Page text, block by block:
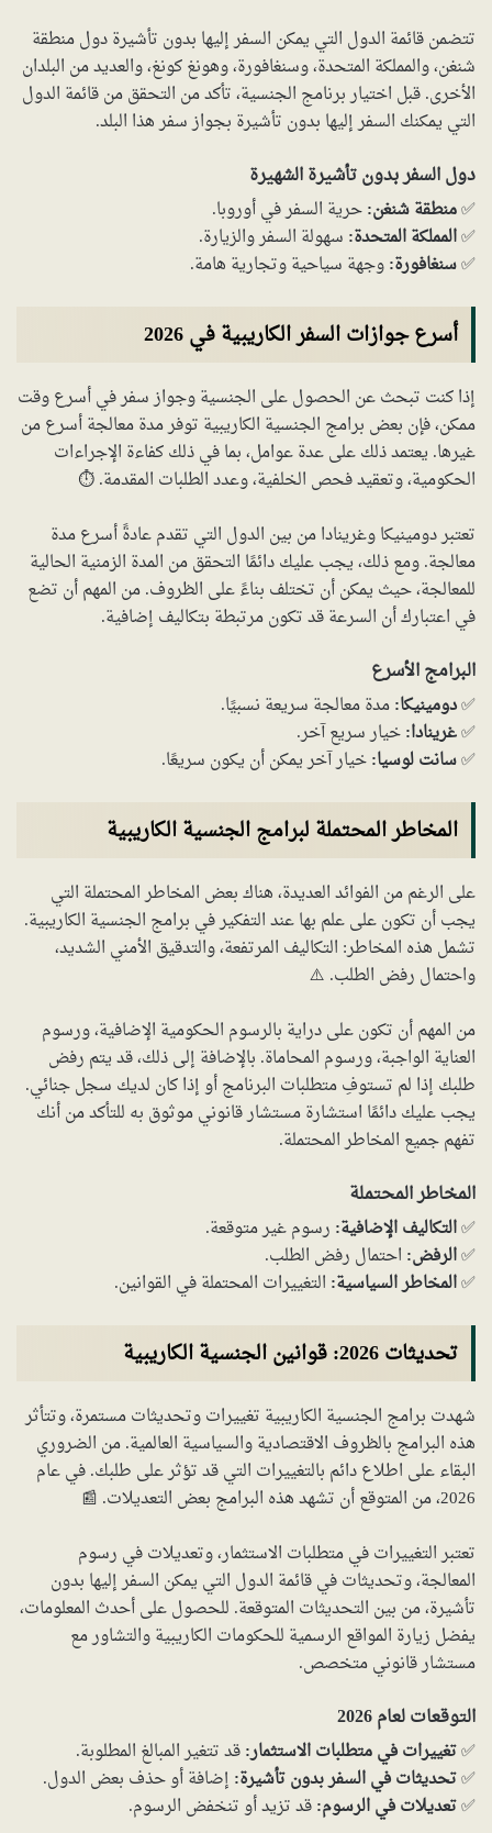
تتضمن قائمة الدول التي يمكن السفر إليها بدون تأشيرة دول منطقة
شنغن، والمملكة المتحدة، وسنغافورة، وهونغ كونغ، والعديد من البلدان
الأخرى. قبل اختيار برنامج الجنسية، تأكد من التحقق من قائمة الدول
التي يمكنك السفر إليها بدون تأشيرة بجواز سفر هذا البلد.
دول السفر بدون تأشيرة الشهيرة
✅منطقة شنغن:حرية السفر في أوروبا.
✅المملكة المتحدة: سهولة السفر والزيارة.
✅سنغافورة:وجهة سياحية وتجارية هامة.
أسرع جوازات السفر الكاريبية في 2026
إذا كنت تبحث عن الحصول على الجنسية وجواز سفر في أسرع وقت
ممكن، فإن بعض برامج الجنسية الكاريبية توفر مدة معالجة أسرع من
غيرها. يعتمد ذلك على عدة عوامل، بما في ذلك كفاءة الإجراءات
الحكومية، وتعقيد فحص الخلفية، وعدد الطلبات المقدمة. ⏱️
تعتبر دومينيكا وغرينادا من بين الدول التي تقدم عادةً أسرع مدة
معالجة. ومع ذلك، يجب عليك دائمًا التحقق من المدة الزمنية الحالية
للمعالجة، حيث يمكن أن تختلف بناءً على الظروف. من المهم أن تضع
في اعتبارك أن السرعة قد تكون مرتبطة بتكاليف إضافية.
البرامج الأسرع
✅دومينيكا:مدة معالجة سريعة نسبيًا.
✅غرينادا:خيار سريع آخر.
✅سانت لوسيا:خيار آخر يمكن أن يكون سريعًا.
المخاطر المحتملة لبرامج الجنسية الكاريبية
على الرغم من الفوائد العديدة، هناك بعض المخاطر المحتملة التي
يجب أن تكون على علم بها عند التفكير في برامج الجنسية الكاريبية.
تشمل هذه المخاطر: التكاليف المرتفعة، والتدقيق الأمني الشديد،
واحتمال رفض الطلب. ⚠️
من المهم أن تكون على دراية بالرسوم الحكومية الإضافية، ورسوم
العناية الواجبة، ورسوم المحاماة. بالإضافة إلى ذلك، قد يتم رفض
طلبك إذا لم تستوفِ متطلبات البرنامج أو إذا كان لديك سجل جنائي.
يجب عليك دائمًا استشارة مستشار قانوني موثوق به للتأكد من أنك
تفهم جميع المخاطر المحتملة.
المخاطر المحتملة
✅التكاليف الإضافية: رسوم غير متوقعة.
✅الرفض: احتمال رفض الطلب.
✅المخاطر السياسية: التغييرات المحتملة في القوانين.
تحديثات 2026: قوانين الجنسية الكاريبية
شهدت برامج الجنسية الكاريبية تغييرات وتحديثات مستمرة، وتتأثر
هذه البرامج بالظروف الاقتصادية والسياسية العالمية. من الضروري
البقاء على اطلاع دائم بالتغييرات التي قد تؤثر على طلبك. في عام
2026، من المتوقع أن تشهد هذه البرامج بعض التعديلات. 📰
تعتبر التغييرات في متطلبات الاستثمار، وتعديلات في رسوم
المعالجة، وتحديثات في قائمة الدول التي يمكن السفر إليها بدون
تأشيرة، من بين التحديثات المتوقعة. للحصول على أحدث المعلومات،
يفضل زيارة المواقع الرسمية للحكومات الكاريبية والتشاور مع
مستشار قانوني متخصص.
التوقعات لعام 2026
✅تغييرات في متطلبات الاستثمار:قد تتغير المبالغ المطلوبة.
✅تحديثات في السفر بدون تأشيرة: إضافة أو حذف بعض الدول.
✅تعديلات في الرسوم:قد تزيد أو تنخفض الرسوم.